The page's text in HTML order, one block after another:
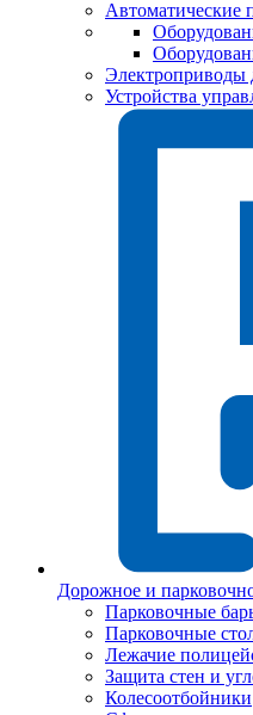
Автоматические
Электроприводы
Устройства
Дорожное и
Парковочные
Парковочные
Лежачие
Защита стен и
Колесоотбойники